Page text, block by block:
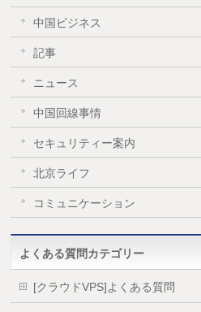
中国ビジネス
記事
ニュース
中国回線事情
セキュリティー案内
北京ライフ
コミュニケーション
よくある質問カテゴリー
[クラウドVPS]よくある質問